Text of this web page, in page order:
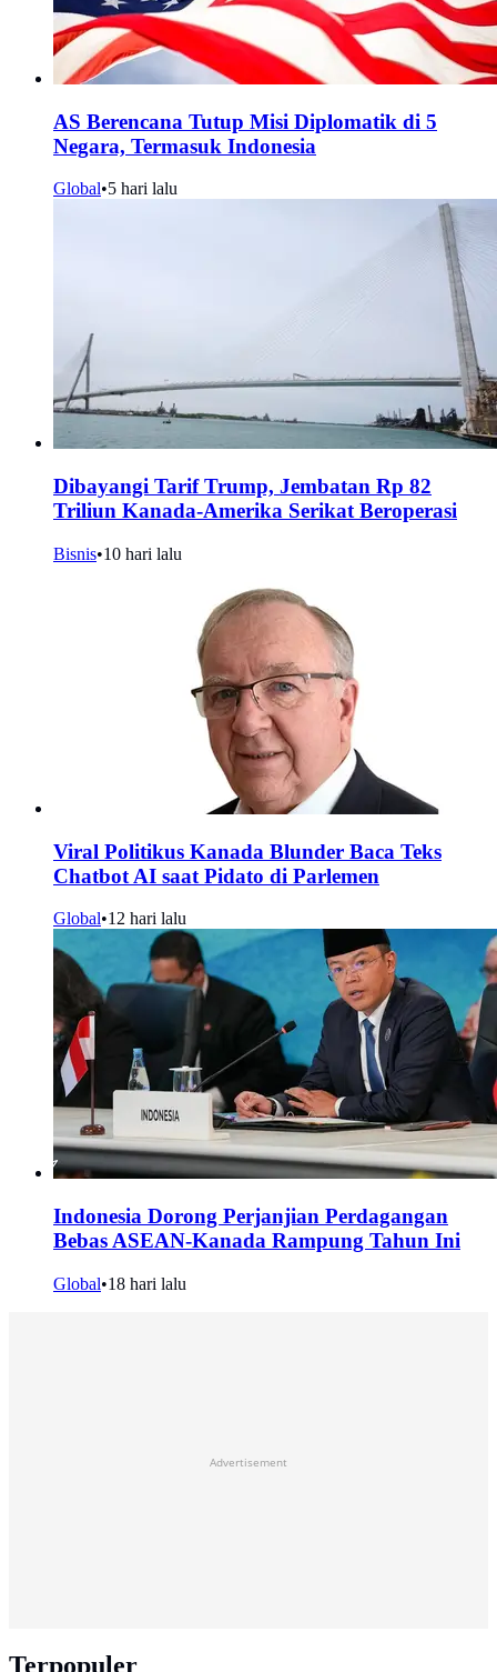
AS Berencana Tutup Misi Diplomatik di 5
Negara, Termasuk Indonesia
Global•5 hari lalu
Dibayangi Tarif Trump, Jembatan Rp 82
Triliun Kanada-Amerika Serikat Beroperasi
Bisnis•10 hari lalu
Viral Politikus Kanada Blunder Baca Teks
Chatbot AI saat Pidato di Parlemen
Global•12 hari lalu
Indonesia Dorong Perjanjian Perdagangan
Bebas ASEAN-Kanada Rampung Tahun Ini
Global•18 hari lalu
Advertisement
Terpopuler